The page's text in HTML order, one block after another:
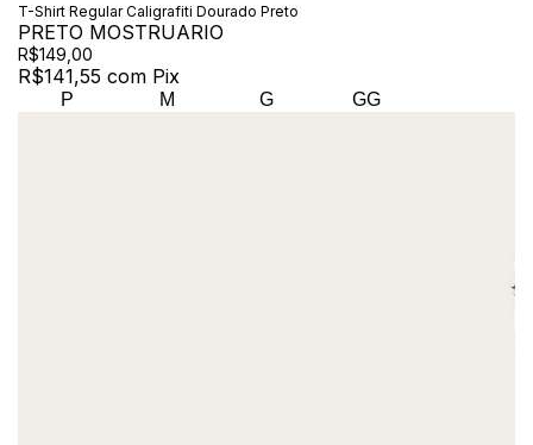
T-Shirt Regular Caligrafiti Dourado Preto
PRETO MOSTRUARIO
R$149,00
R$141,55 com Pix
P M G GG